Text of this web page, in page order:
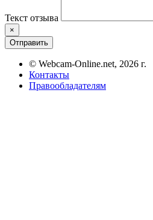
Текст отзыва
×
Отправить
© Webcam-Online.net, 2026 г.
Контакты
Правообладателям